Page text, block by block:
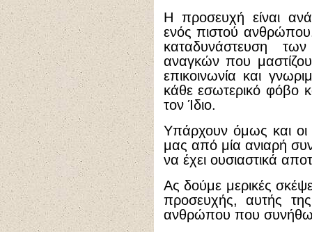
Η προσευχή είναι
ενός πιστού
καταδυνάστευση
αναγκών που
επικοινωνία και
κάθε εσωτερικό φόβο
τον Ίδιο.
Υπάρχουν όμως και
μας από μία ανιαρή
να έχει ουσιαστικά
Ας δούμε μερικές
προσευχής, αυτής
ανθρώπου που